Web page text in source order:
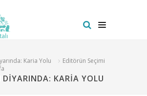
Karia Yolu
Editörün Seçimi
DİYARINDA: KARİA YOLU